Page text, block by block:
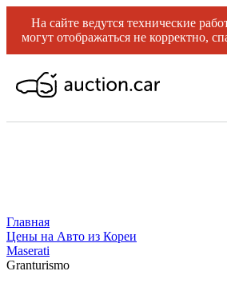
На сайте ведутся технические
могут отображаться не корректно,
Главная
Цены на Авто из Кореи
Maserati
Granturismo